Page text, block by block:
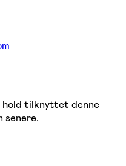
hold tilknyttet denne
senere.